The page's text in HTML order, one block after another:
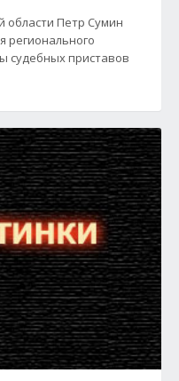
области Петр Сумин
регионального
судебных приставов